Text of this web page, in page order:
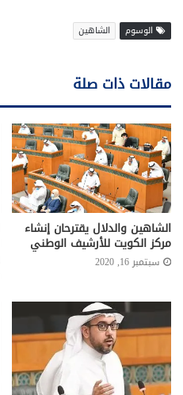
الوسوم الشاهين
مقالات ذات صلة
الشاهين والدلال يقترحان إنشاء
مركز الكويت للأرشيف الوطني
سبتمبر 16, 2020